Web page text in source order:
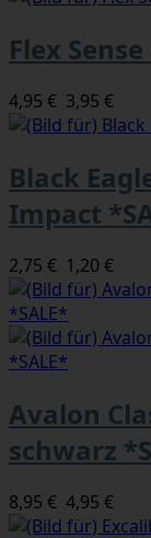
Flex
4,95 € 3,95 €
Black
Impact
2,75 € 1,20 €
Avalon
schwarz
8,95 € 4,95 €